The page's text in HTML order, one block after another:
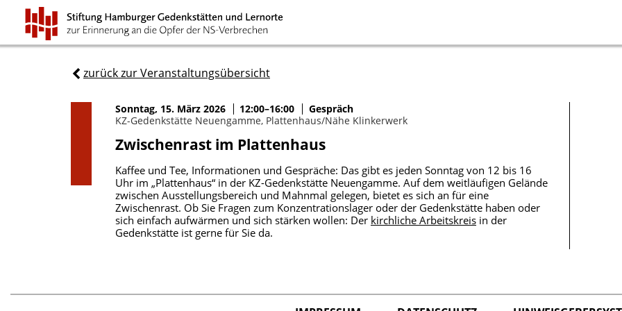
zurück zur Veranstaltungsübersicht
Sonntag, 15. März 2026 12:00–16:00
Gespräch
KZ-Gedenkstätte Neuengamme, Plattenhaus/Nähe Klinkerwerk
Zwischenrast im Plattenhaus
Kaffee und Tee, Informationen und Gespräche: Das gibt es jeden Sonntag von 12 bis 16
Uhr im „Plattenhaus“ in der KZ-Gedenkstätte Neuengamme. Auf dem weitläufigen Gelände
zwischen Ausstellungsbereich und Mahnmal gelegen, bietet es sich an für eine
Zwischenrast. Ob Sie Fragen zum Konzentrationslager oder der Gedenkstätte haben oder
sich einfach aufwärmen und sich stärken wollen: Der kirchliche Arbeitskreis in der
Gedenkstätte ist gerne für Sie da.